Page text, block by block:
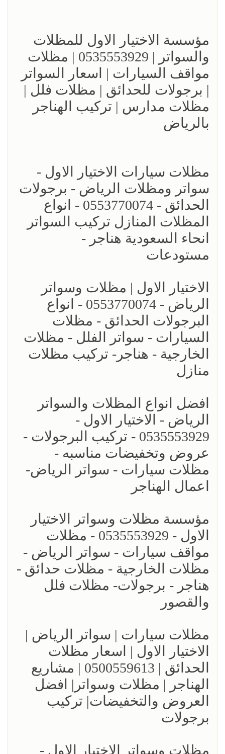
مؤسسة الاختيار الاول للمظلات
والسواتر | 0535553929 | مظلات
مواقف السيارات | اسعار السواتر
| برجولات للحدائق | مظلات فلل |
مظلات مدارس | تركيب الهناجر
بالرياض
مظلات سيارات الاختيار الاول -
سواتر ومظلات الرياض - برجولات
الحدائق - 0553770074 - انواع
المظلات المنازل تركيب السواتر
انحاء السعودية هناجر -
مستودعات
الاختيار الاول | مظلات وسواتر
الرياض - 0553770074 - انواع
البرجولات الحدائق - مظلات
السيارات - سواتر الفلل - مظلات
الخارجية - هناجر- تركيب مظلات
منازل
افضل انواع المظلات والسواتر
الرياض - الاختيار الاول -
0535553929 - تركيب البرجولات -
عروض وتخفيضات مناسبه -
مظلات سيارات - سواتر الرياض-
اعمال الهناجر
مؤسسة مظلات وسواتر الاختيار
الاول - 0535553929 - مظلات
مواقف سيارات - سواتر الرياض -
مظلات الخارجية - مظلات حدائق -
هناجر - برجولات- مظلات فلل
والقصور
مظلات سيارات | سواتر الرياض |
الاختيار الاول | اسعار مظلات
الحدائق | 0500559613 | مشاريع
الهناجر | مظلات وسواتر| افضل
العروض والتخفيضات| تركيب
برجولات
مظلات وسواتر الاختيار الاول -